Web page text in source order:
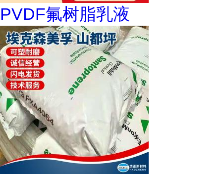
PVDF氟树脂乳液